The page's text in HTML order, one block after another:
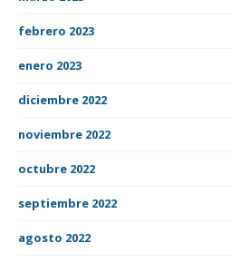
febrero 2023
enero 2023
diciembre 2022
noviembre 2022
octubre 2022
septiembre 2022
agosto 2022